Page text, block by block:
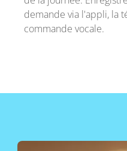
demande via l'appli, la
commande vocale.